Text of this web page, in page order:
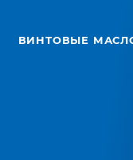
ВИНТОВЫЕ